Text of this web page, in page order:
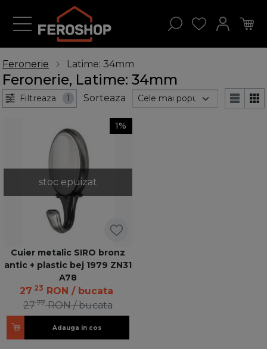
Feronerie Latime: 34mm
Feronerie, Latime: 34mm
Filtreaza 1 Sorteaza
stoc epuizat
1%
Cuier metalic SIRO bronz
antic + plastic bej 1979 ZN31
A78
27 23 RON / bucata
2777 RON / bucata
Adauga in cos